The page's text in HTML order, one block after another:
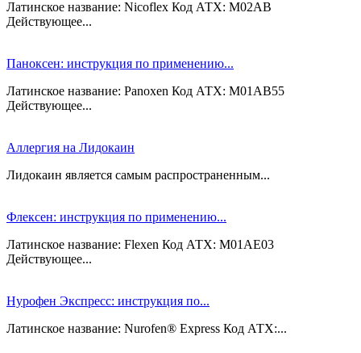
Латинское название: Nicoflex Код АТХ: M02AB
Действующее...
Паноксен: инструкция по применению...
Латинское название: Panoxen Код АТХ: M01AB55
Действующее...
Аллергия на Лидокаин
Лидокаин является самым распространенным...
Флексен: инструкция по применению...
Латинское название: Flexen Код АТХ: M01AE03
Действующее...
Нурофен Экспресс: инструкция по...
Латинское название: Nurofen® Express Код АТХ:...